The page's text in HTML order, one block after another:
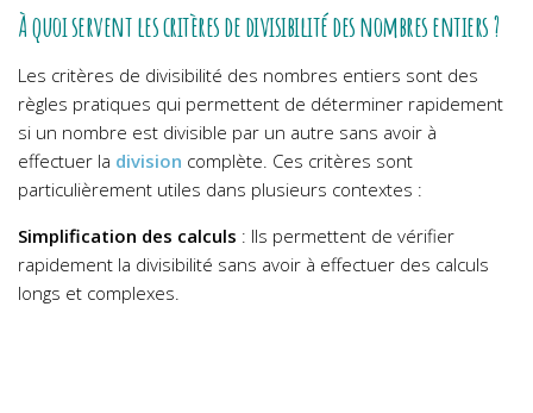
À quoi servent les critères de divisibilité des nombres entiers ?
Les critères de divisibilité des nombres entiers sont des
règles pratiques qui permettent de déterminer rapidement
si un nombre est divisible par un autre sans avoir à
effectuer la division complète. Ces critères sont
particulièrement utiles dans plusieurs contextes :
Simplification des calculs : Ils permettent de vérifier
rapidement la divisibilité sans avoir à effectuer des calculs
longs et complexes.